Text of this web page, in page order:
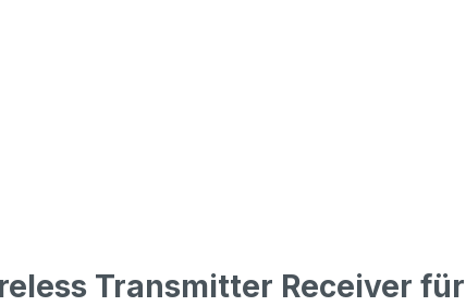
Transmitter Receiver